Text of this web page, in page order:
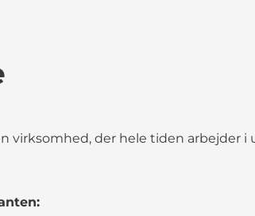
virksomhed, der hele tiden arbejder i